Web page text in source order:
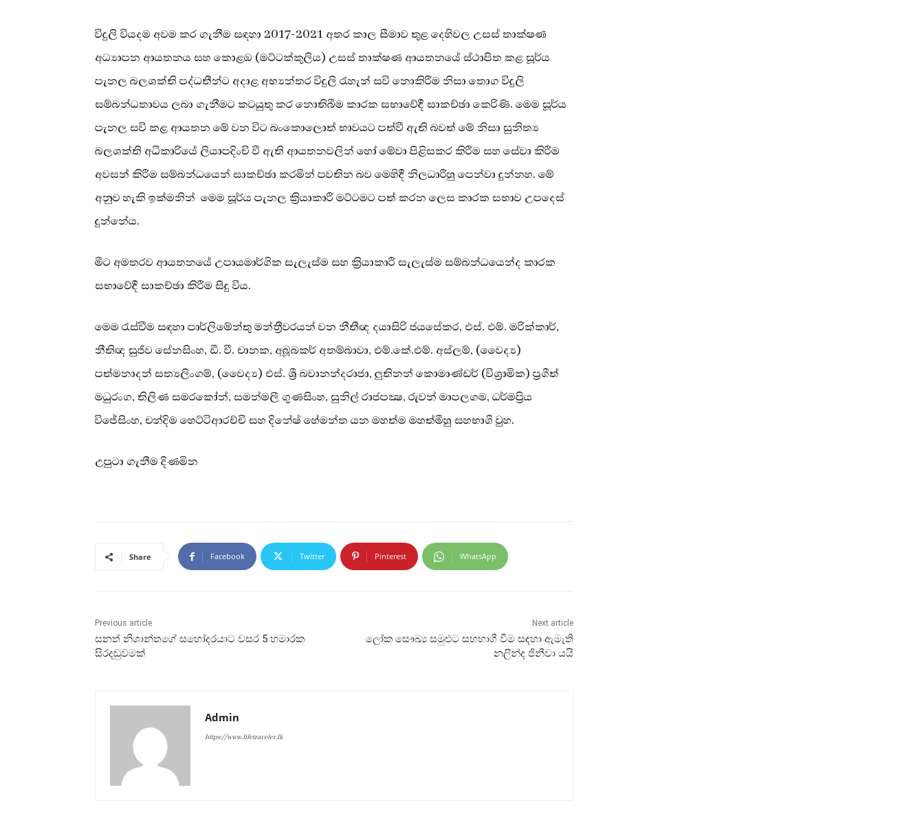
විදුලි වියදම අවම කර ගැනීම සඳහා 2017-2021 අතර කාල සීමාව තුළ දෙහිවල උසස් තාක්ෂණ
අධ්‍යාපන ආයතනය සහ කොළඹ (මට්ටක්කුලිය) උසස් තාක්ෂණ ආයතනයේ ස්ථාපිත කළ සූර්ය
පැනල බලශක්ති පද්ධතීන්ට අදාළ අභ්‍යන්තර විදුලි රැහැන් සවි නොකිරීම නිසා තොග විදුලි
සම්බන්ධතාවය ලබා ගැනීමට කටයුතු කර නොතිබීම කාරක සභාවේදී සාකච්ඡා කෙරිණි. මෙම සූර්ය
පැනල සවි කළ ආයතන මේ වන විට බංකොලොත් භාවයට පත්වී ඇති බවත් මේ නිසා සුනිත්‍ය
බලශක්ති අධිකාරියේ ලියාපදිංචි වී ඇති ආයතනවලින් හෝ මේවා පිළිසකර කිරීම සහ සේවා කිරීම
අවසන් කිරීම සම්බන්ධයෙන් සාකච්ඡා කරමින් පවතින බව මෙහිදී නිලධාරීහු පෙන්වා දුන්නහ. මේ
අනුව හැකි ඉක්මනින් ‍ මෙම සූර්ය පැනල ක්‍රියාකාරී මට්ටමට පත් කරන ලෙස කාරක සභාව උපදෙස්
දුන්නේය.
මීට අමතරව ආයතනයේ උපායමාර්ගික සැලැස්ම සහ ක්‍රියාකාරී සැලැස්ම සම්බන්ධයෙන්ද කාරක
සභාවේදී සාකච්ඡා කිරීම සිදු විය.
මෙම රැස්වීම සඳහා පාර්ලිමේන්තු මන්ත්‍රීවරයන් වන නීතීඥ දයාසිරි ජයසේකර, එස්. එම්. මරික්කාර්,
නීතිඥ සුජීව සේනසිංහ, ඩී. වී. චානක, අබූබකර් අතම්බාවා, එම්.කේ.එම්. අස්ලම්, (වෛද්‍ය)
පත්මනාදන් සත්‍යලිංගම්, (වෛද්‍ය) එස්. ශ්‍රී බවානන්දරාජා, ලුතිනන් කොමාණ්ඩර් (විශ්‍රාමික) ප්‍රගීත්
මධුරංග, තිලිණ සමරකෝන්, සමන්මලී ගුණසිංහ, සුනිල් රාජපක්‍ෂ, රුවන් මාපලගම, ධර්මප්‍රිය
විජේසිංහ, චන්දිම හෙට්ටිආරච්චි සහ දිනේෂ් හේමන්ත යන මහත්ම මහත්මීහු සහභාගී වුහ.
උපුටා ගැනීම දිණමින
Share Facebook Twitter Pinterest WhatsApp
Previous article
සනත් නිශාන්තගේ සහෝදරයාට වසර 5 හමාරක
සිරදඬුවමක්
Next article
ලෝක සෞඛ්‍ය සමුළුට සහභාගී වීම සඳහා ඇමැති
නලින්ද ජිනීවා යයි
Admin
https://www.lifetraveler.lk